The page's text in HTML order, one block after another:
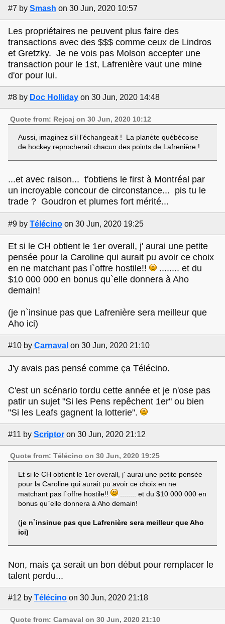
#7 by Smash on 30 Jun, 2020 10:57
Les propriétaires ne peuvent plus faire des
transactions avec des $$$ comme ceux de Lindros
et Gretzky. Je ne vois pas Molson accepter une
transaction pour le 1st, Lafrenière vaut une mine
d'or pour lui.
#8 by Doc Holliday on 30 Jun, 2020 14:48
Quote from: Rejcaj on 30 Jun, 2020 10:12
Aussi, imaginez s'il l'échangeait ! La planète québécoise
de hockey reprocherait chacun des points de Lafrenière !
...et avec raison... t'obtiens le first à Montréal par
un incroyable concour de circonstance... pis tu le
trade ? Goudron et plumes fort mérité...
#9 by Télécino on 30 Jun, 2020 19:25
Et si le CH obtient le 1er overall, j' aurai une petite
pensée pour la Caroline qui aurait pu avoir ce choix
en ne matchant pas l`offre hostile!!
........ et du
$10 000 000 en bonus qu`elle donnera à Aho
demain!
(je n`insinue pas que Lafrenière sera meilleur que
Aho ici)
#10 by Carnaval on 30 Jun, 2020 21:10
J'y avais pas pensé comme ça Télécino.
C'est un scénario tordu cette année et je n'ose pas
patir un sujet "Si les Pens repêchent 1er" ou bien
"Si les Leafs gagnent la lotterie".
#11 by Scriptor on 30 Jun, 2020 21:12
Quote from: Télécino on 30 Jun, 2020 19:25
Et si le CH obtient le 1er overall, j' aurai une petite pensée
pour la Caroline qui aurait pu avoir ce choix en ne
matchant pas l`offre hostile!!
........ et du $10 000 000 en
bonus qu`elle donnera à Aho demain!
(je n`insinue pas que Lafrenière sera meilleur que Aho
ici)
Non, mais ça serait un bon début pour remplacer le
talent perdu...
#12 by Télécino on 30 Jun, 2020 21:18
Quote from: Carnaval on 30 Jun, 2020 21:10